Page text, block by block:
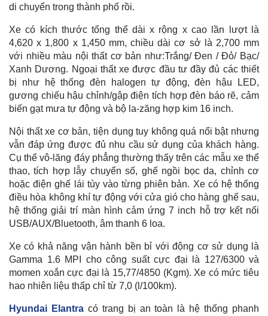
di chuyển trong thành phố rồi.
Xe có kích thước tổng thể dài x rộng x cao lần lượt là
4,620 x 1,800 x 1,450 mm, chiều dài cơ sở là 2,700 mm
với nhiều màu nội thất cơ bản như:Trắng/ Đen / Đỏ/ Bạc/
Xanh Dương. Ngoại thất xe được đầu tư đầy đủ các thiết
bị như hệ thống đèn halogen tự động, đèn hậu LED,
gương chiếu hậu chỉnh/gập điện tích hợp đèn báo rẽ, cảm
biến gạt mưa tự động và bộ la-zăng hợp kim 16 inch.
Nội thất xe cơ bản, tiện dụng tuy không quá nổi bật nhưng
vẫn đáp ứng được đủ nhu cầu sử dụng của khách hàng.
Cụ thể vô-lăng đáy phẳng thường thấy trên các mẫu xe thể
thao, tích hợp lẫy chuyển số, ghế ngồi bọc da, chỉnh cơ
hoặc điện ghế lái tùy vào từng phiên bản. Xe có hệ thống
điều hòa không khí tự động với cửa gió cho hàng ghế sau,
hệ thống giải trí màn hình cảm ứng 7 inch hỗ trợ kết nối
USB/AUX/Bluetooth, âm thanh 6 loa.
Xe có khả năng vận hành bền bỉ với động cơ sử dụng là
Gamma 1.6 MPI cho công suất cực đại là 127/6300 và
momen xoắn cực đại là 15,77/4850 (Kgm). Xe có mức tiêu
hao nhiên liệu thấp chỉ từ 7,0 (l/100km).
Hyundai Elantracó trang bị an toàn là hệ thống phanh